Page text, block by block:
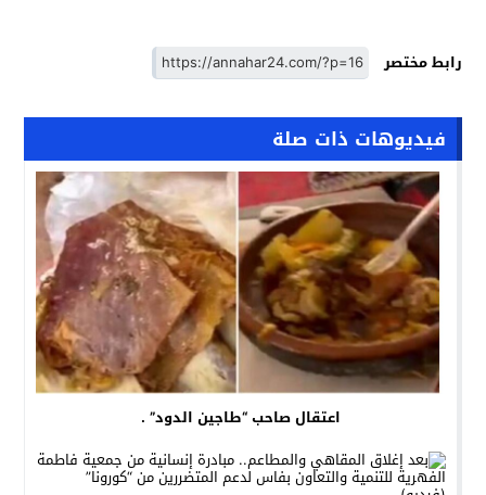
رابط مختصر
فيديوهات ذات صلة
اعتقال صاحب “طاجين الدود” .